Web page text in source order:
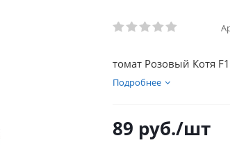
томат Розовый Котя
Подробнее
89 руб./шт